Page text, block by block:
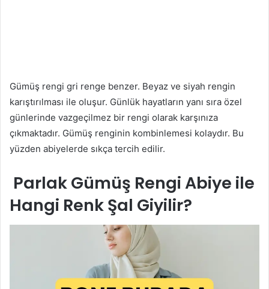
Gümüş rengi gri renge benzer. Beyaz ve siyah rengin
karıştırılması ile oluşur. Günlük hayatların yanı sıra özel
günlerinde vazgeçilmez bir rengi olarak karşınıza
çıkmaktadır. Gümüş renginin kombinlemesi kolaydır. Bu
yüzden abiyelerde sıkça tercih edilir.
Parlak Gümüş Rengi Abiye ile
Hangi Renk Şal Giyilir?